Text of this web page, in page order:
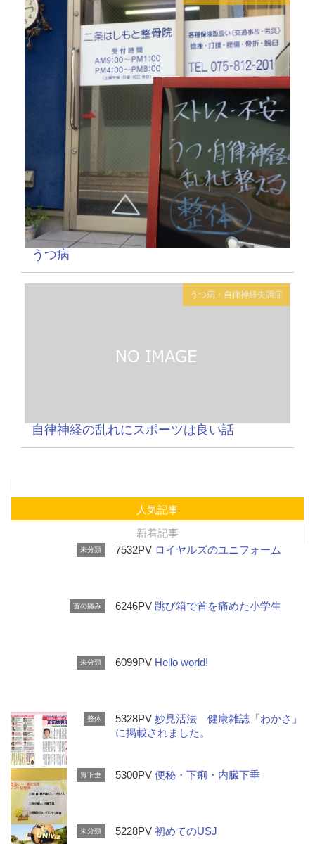
うつ病
うつ病・自律神経失調症
自律神経の乱れにスポーツは良い話
人気記事
新着記事
未分類 7532PV ロイヤルズのユニフォーム
首の痛み 6246PV 跳び箱で首を痛めた小学生
未分類 6099PV Hello world!
整体 5328PV妙見活法 健康雑誌「わかさ」
に掲載されました。
胃下垂 5300PV便秘・下痢・内臓下垂
未分類 5228PV初めてのUSJ